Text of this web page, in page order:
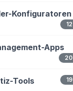
Konfiguratoren
12
Apps
20
Tools 19